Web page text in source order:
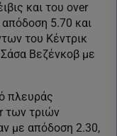
και του over
5.70 και
του Κέντρικ
Βεζένκοβ με
πλευράς
των τριών
με απόδοση 2.30,